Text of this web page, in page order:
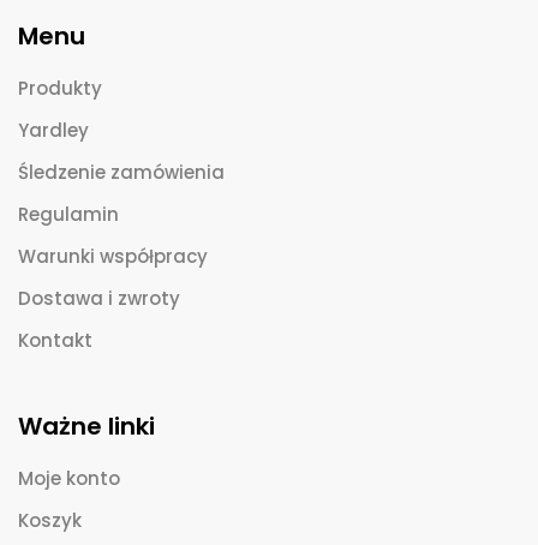
Menu
Produkty
Yardley
Śledzenie zamówienia
Regulamin
Warunki współpracy
Dostawa i zwroty
Kontakt
Ważne linki
Moje konto
Koszyk